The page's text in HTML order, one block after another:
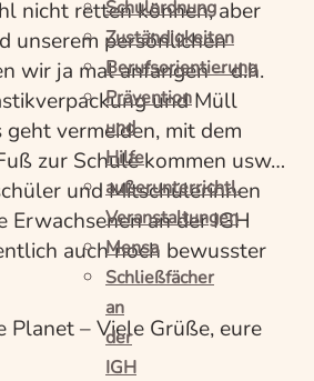
Schulordnung
Zuständigkeiten
Berufsorientierung
Prävention
und
Hilfe
außerunterrichtl.
Veranstaltungen
Mensa
Schließfächer
an
der
IGH
nicht retten können, aber
unserem persönlichen
wir ja mal anfangen – d.h.
und Müll
vermeiden, mit dem
zur Schule kommen usw…
und Mitschülerinnen
Erwachsenen an der IGH
auch noch bewusster
Planet – Viele Grüße, eure